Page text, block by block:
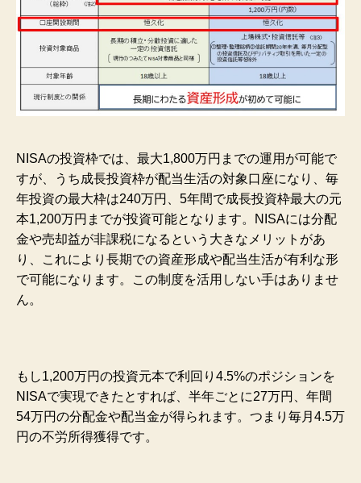
NISAの投資枠では、最大1,800万円までの運用が可能で
すが、うち成長投資枠が配当生活の対象口座になり、毎
年投資の最大枠は240万円、5年間で成長投資枠最大の元
本1,200万円までが投資可能となります。NISAには分配
金や売却益が非課税になるという大きなメリットがあ
り、これにより長期での資産形成や配当生活が有利な形
で可能になります。この制度を活用しない手はありませ
ん。
もし1,200万円の投資元本で利回り4.5%のポジションを
NISAで実現できたとすれば、半年ごとに27万円、年間
54万円の分配金や配当金が得られます。つまり毎月4.5万
円の不労所得獲得です。